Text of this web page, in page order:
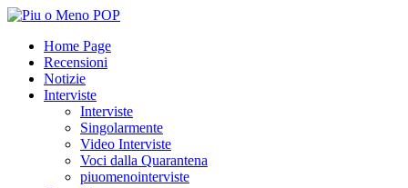
Home Page
Recensioni
Notizie
Interviste
Interviste
Singolarmente
Video Interviste
Voci dalla Quarantena
piuomenointerviste